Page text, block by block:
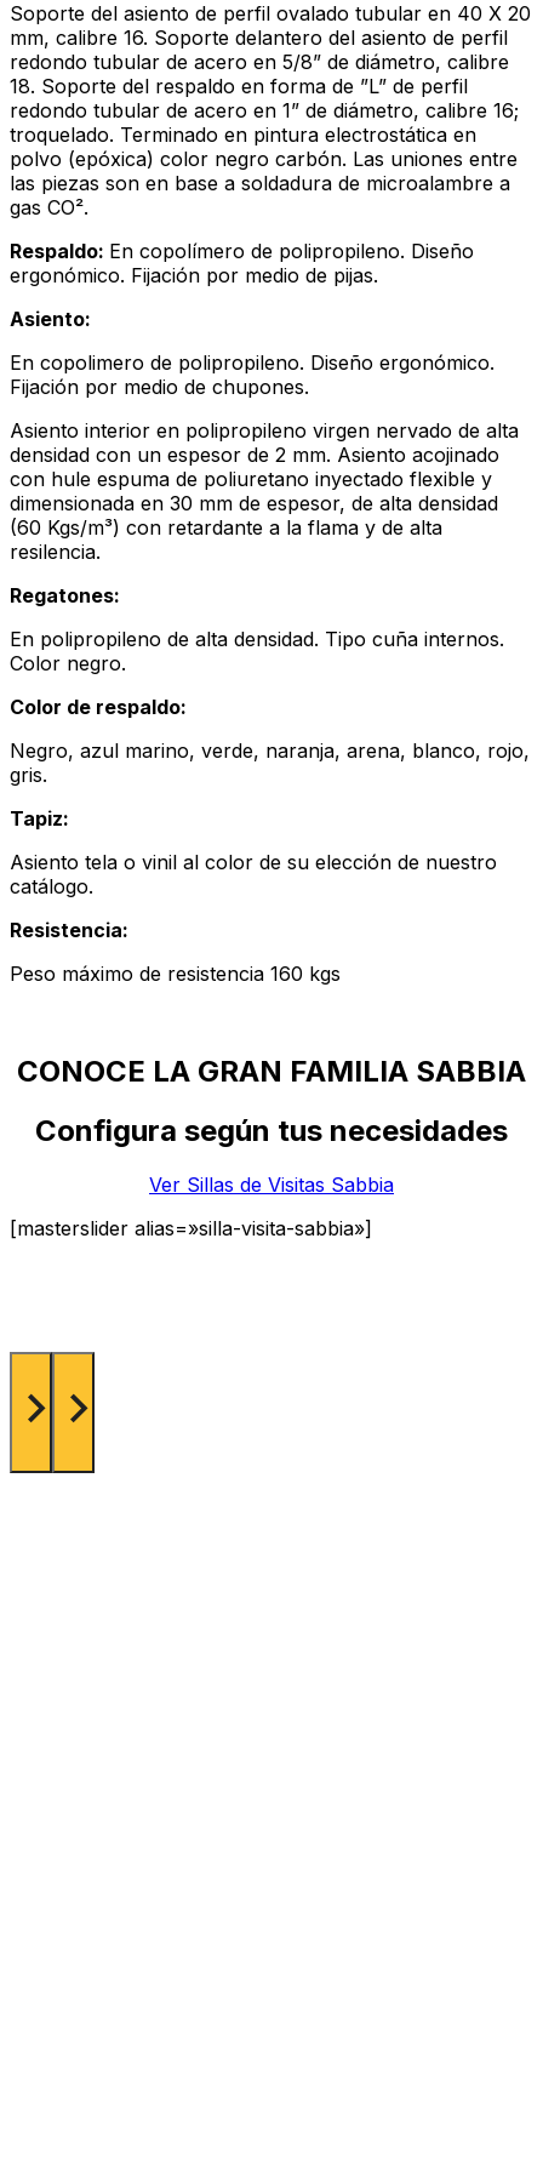
Soporte del asiento de perfil ovalado tubular en 40 X 20
mm, calibre 16. Soporte delantero del asiento de perfil
redondo tubular de acero en 5/8” de diámetro, calibre
18. Soporte del respaldo en forma de ”L” de perfil
redondo tubular de acero en 1” de diámetro, calibre 16;
troquelado. Terminado en pintura electrostática en
polvo (epóxica) color negro carbón. Las uniones entre
las piezas son en base a soldadura de microalambre a
gas CO².
Respaldo: En copolímero de polipropileno. Diseño
ergonómico. Fijación por medio de pijas.
Asiento:
En copolimero de polipropileno. Diseño ergonómico.
Fijación por medio de chupones.
Asiento interior en polipropileno virgen nervado de alta
densidad con un espesor de 2 mm. Asiento acojinado
con hule espuma de poliuretano inyectado flexible y
dimensionada en 30 mm de espesor, de alta densidad
(60 Kgs/m³) con retardante a la flama y de alta
resilencia.
Regatones:
En polipropileno de alta densidad. Tipo cuña internos.
Color negro.
Color de respaldo:
Negro, azul marino, verde, naranja, arena, blanco, rojo,
gris.
Tapiz:
Asiento tela o vinil al color de su elección de nuestro
catálogo.
Resistencia:
Peso máximo de resistencia 160 kgs
CONOCE LA GRAN FAMILIA SABBIA
Configura según tus necesidades
Ver Sillas de Visitas Sabbia
[masterslider alias=»silla-visita-sabbia»]